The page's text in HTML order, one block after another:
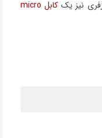
نیز یک کابل micro